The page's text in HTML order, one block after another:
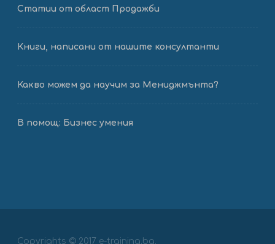
Статии от област Продажби
Книги, написани от нашите консултанти
Какво можем да научим за Мениджмънта?
В помощ: Бизнес умения
Copyrights © 2017 e-training.bg.